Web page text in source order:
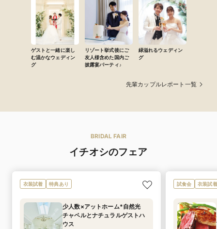
ゲストと一緒に楽し
む温かなウェディン
グ
リゾート挙式後にご
友人様含めた国内ご
披露宴パーティ♪
緑溢れるウェディン
グ
先輩カップルレポート一覧
BRIDAL FAIR
イチオシのフェア
衣装試着 特典あり
少人数×アットホーム*自然光
チャペルとナチュラルゲストハ
ウス
試食会 衣装試着